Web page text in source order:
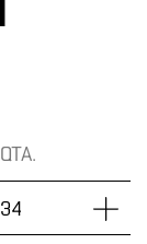
QTA.
34